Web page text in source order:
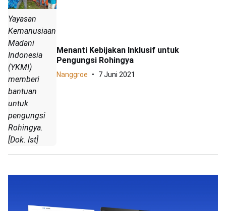
Yayasan
Kemanusiaan
Madani
Indonesia
(YKMI)
memberi
bantuan
untuk
pengungsi
Rohingya.
[Dok. Ist]
Menanti Kebijakan Inklusif untuk
Pengungsi Rohingya
Nanggroe 7 Juni 2021